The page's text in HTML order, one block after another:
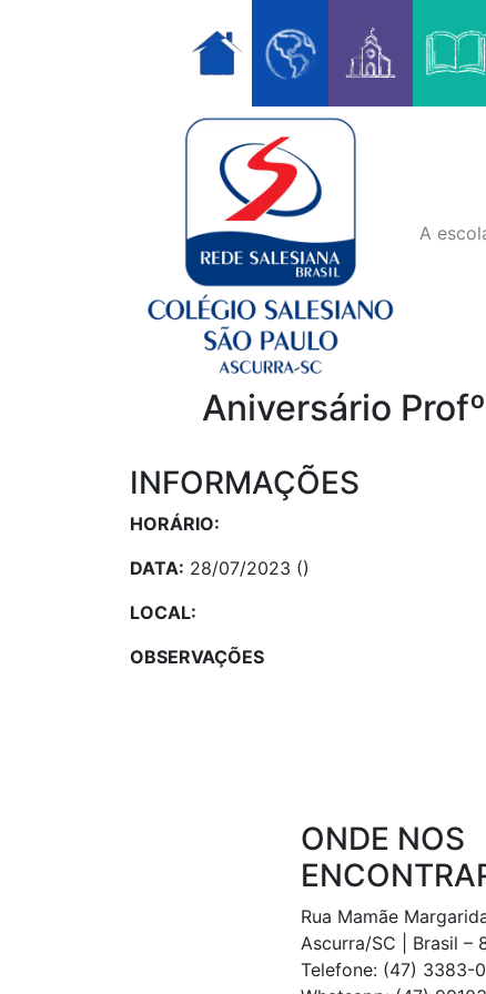
A
Aniversário
INFORMAÇÕES
HORÁRIO:
DATA: 28/07/2023 ()
LOCAL:
OBSERVAÇÕES
ONDE NOS
Rua Mamãe
Ascurra/SC | Brasil –
Telefone: (47) 3383-